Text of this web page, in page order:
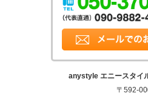
anystyle エニースタイ
〒592-